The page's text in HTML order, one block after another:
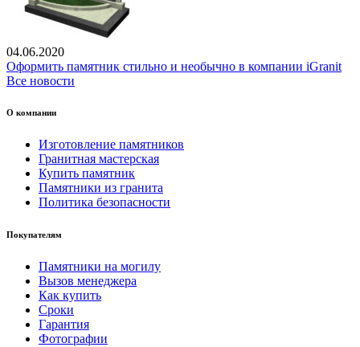
04.06.2020
Оформить памятник стильно и необычно в компании iGranit
Все новости
О компании
Изготовление памятников
Гранитная мастерская
Купить памятник
Памятники из гранита
Политика безопасности
Покупателям
Памятники на могилу
Вызов менеджера
Как купить
Сроки
Гарантия
Фотографии